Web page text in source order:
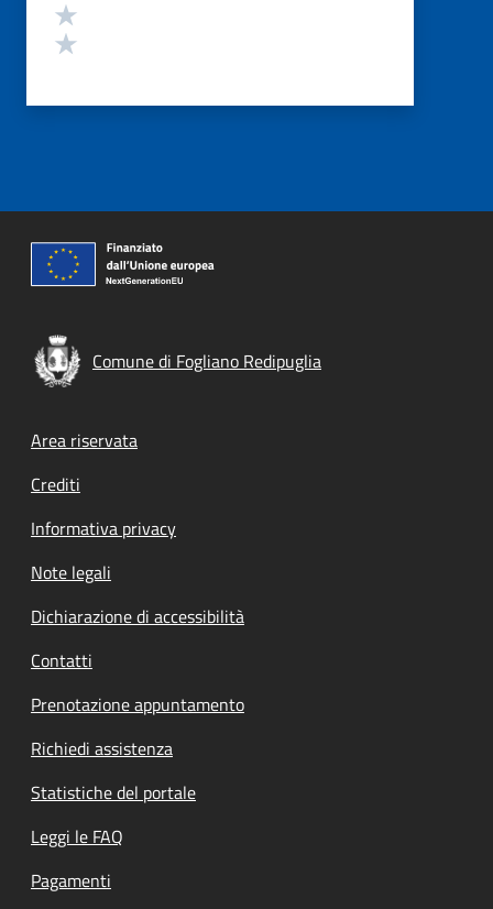
Comune di Fogliano Redipuglia
Footer menu
Area riservata
Crediti
Informativa privacy
Note legali
Dichiarazione di accessibilità
Contatti
Prenotazione appuntamento
Richiedi assistenza
Statistiche del portale
Leggi le FAQ
Pagamenti